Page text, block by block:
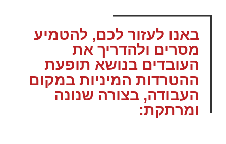
באנו לעזור לכם, להטמיע
מסרים ולהדריך את
העובדים בנושא תופעת
ההטרדות המיניות במקום
העבודה, בצורה שנונה
ומרתקת: